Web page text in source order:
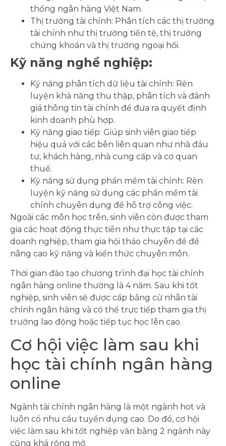
thống ngân hàng Việt Nam.
Thị trường tài chính: Phân tích các thị trường
tài chính như thị trường tiền tệ, thị trường
chứng khoán và thị trường ngoại hối.
Kỹ năng nghề nghiệp:
Kỹ năng phân tích dữ liệu tài chính: Rèn
luyện khả năng thu thập, phân tích và đánh
giá thông tin tài chính để đưa ra quyết định
kinh doanh phù hợp.
Kỹ năng giao tiếp: Giúp sinh viên giao tiếp
hiệu quả với các bên liên quan như nhà đầu
tư, khách hàng, nhà cung cấp và cơ quan
thuế.
Kỹ năng sử dụng phần mềm tài chính: Rèn
luyện kỹ năng sử dụng các phần mềm tài
chính chuyên dụng để hỗ trợ công việc.
Ngoài các môn học trên, sinh viên còn được tham
gia các hoạt động thực tiễn như thực tập tại các
doanh nghiệp, tham gia hội thảo chuyên đề để
nâng cao kỹ năng và kiến thức chuyên môn.
Thời gian đào tạo chương trình đại học tài chính
ngân hàng online thường là 4 năm. Sau khi tốt
nghiệp, sinh viên sẽ được cấp bằng cử nhân tài
chính ngân hàng và có thể trực tiếp tham gia thị
trường lao động hoặc tiếp tục học lên cao.
Cơ hội việc làm sau khi
học tài chính ngân hàng
online
Ngành tài chính ngân hàng là một ngành hot và
luôn có nhu cầu tuyển dụng cao. Do đó, cơ hội
việc làm sau khi tốt nghiệp văn bằng 2 ngành này
cũng khá rộng mở.